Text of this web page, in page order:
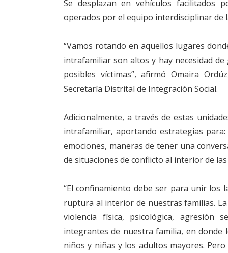
Se desplazan en vehículos facilitados
operados por el equipo interdisciplinar de
“Vamos rotando en aquellos lugares
intrafamiliar son altos y hay necesidad
posibles víctimas”, afirmó Omaira
Secretaría Distrital de Integración Social.
Adicionalmente, a través de estas
intrafamiliar, aportando estrategias
emociones, maneras de tener una
de situaciones de conflicto al interior de
“El confinamiento debe ser para unir los
ruptura al interior de nuestras familias.
violencia física, psicológica, agresión
integrantes de nuestra familia, en donde
niños y niñas y los adultos mayores.